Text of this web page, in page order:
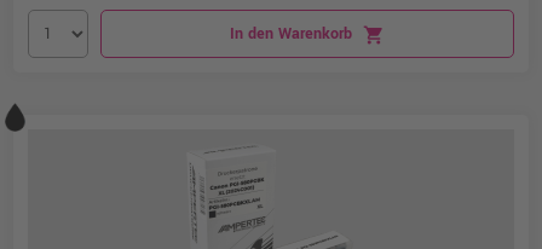
In den Warenkorb shopping_cart